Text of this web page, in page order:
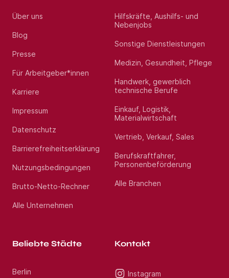
Über uns
Blog
Presse
Für Arbeitgeber*innen
Karriere
Impressum
Datenschutz
Barrierefreiheitserklärung
Nutzungsbedingungen
Brutto-Netto-Rechner
Alle Unternehmen
Hilfskräfte, Aushilfs- und
Nebenjobs
Sonstige Dienstleistungen
Medizin, Gesundheit, Pflege
Handwerk, gewerblich
technische Berufe
Einkauf, Logistik,
Materialwirtschaft
Vertrieb, Verkauf, Sales
Berufskraftfahrer,
Personenbeförderung
Alle Branchen
Beliebte Städte
Berlin
Kontakt
Instagram